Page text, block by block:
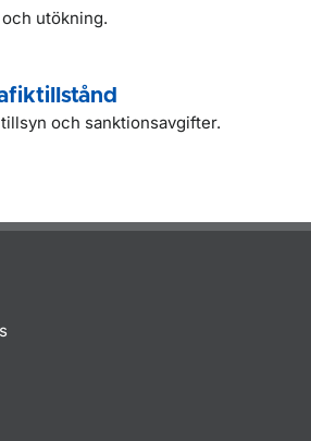
utökning.
och sanktionsavgifter.